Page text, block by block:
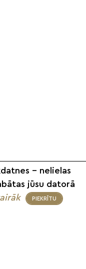
– nelielas
jūsu datorā
PIEKRĪTU